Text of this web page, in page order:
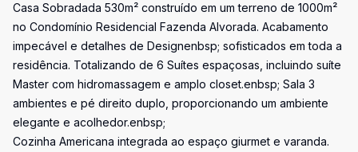
Casa Sobradada 530m² construído em um terreno de 1000m²
no Condomínio Residencial Fazenda Alvorada. Acabamento
impecável e detalhes de Designenbsp; sofisticados em toda a
residência. Totalizando de 6 Suítes espaçosas, incluindo suíte
Master com hidromassagem e amplo closet.enbsp; Sala 3
ambientes e pé direito duplo, proporcionando um ambiente
elegante e acolhedor.enbsp;
Cozinha Americana integrada ao espaço giurmet e varanda.